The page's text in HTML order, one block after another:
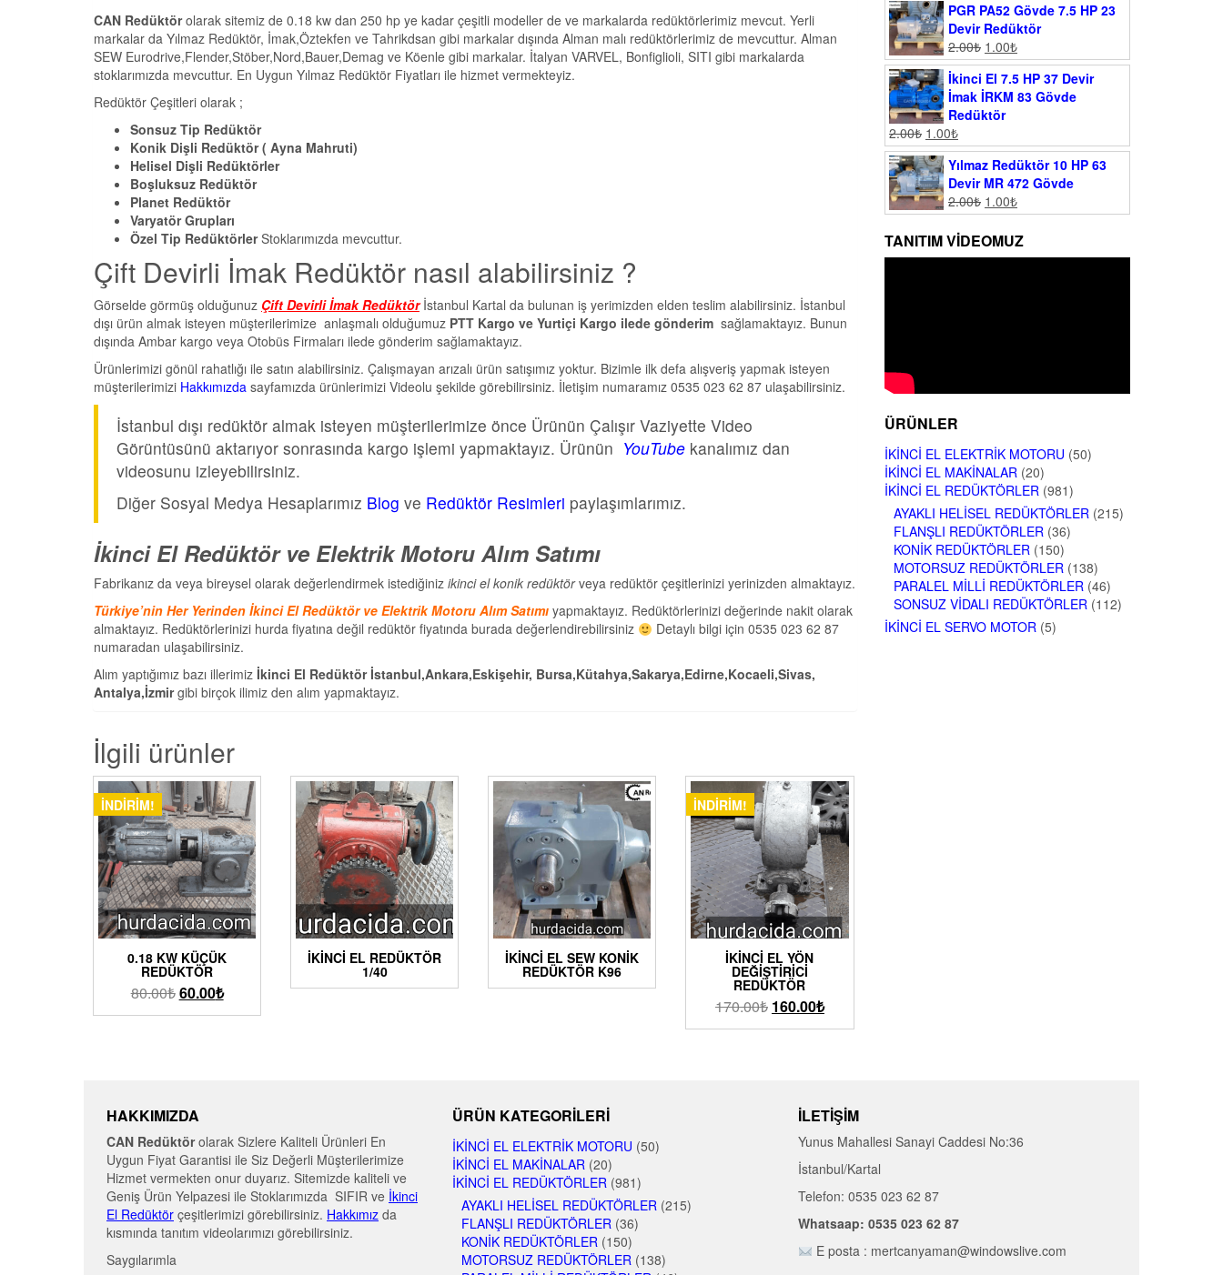
CAN Redüktörolarak sitemiz de 0.18 kw dan 250 hp ye kadar çeşitli modeller de ve markalarda redüktörlerimiz mevcut. Yerli
markalar da Yılmaz Redüktör, İmak,Öztekfen ve Tahrikdsan gibi markalar dışında Alman malı redüktörlerimiz de mevcuttur. Alman
SEW Eurodrive,Flender,Stöber,Nord,Bauer,Demag ve Köenle gibi markalar. İtalyan VARVEL, Bonfiglioli, SITI gibi markalarda
stoklarımızda mevcuttur. En Uygun Yılmaz Redüktör Fiyatları ile hizmet vermekteyiz.
Redüktör Çeşitleri olarak ;
Sonsuz Tip Redüktör
Konik Dişli Redüktör ( Ayna Mahruti)
Helisel Dişli Redüktörler
Boşluksuz Redüktör
Planet Redüktör
Varyatör Grupları
Özel Tip RedüktörlerStoklarımızda mevcuttur.
Çift Devirli İmak Redüktör nasıl alabilirsiniz ?
Görselde görmüş olduğunuz Çift Devirli İmak Redüktörİstanbul Kartal da bulunan iş yerimizden elden teslim alabilirsiniz. İstanbul
dışı ürün almak isteyen müşterilerimize anlaşmalı olduğumuz PTT Kargo ve Yurtiçi Kargo ilede gönderim sağlamaktayız. Bunun
dışında Ambar kargo veya Otobüs Firmaları ilede gönderim sağlamaktayız.
Ürünlerimizi gönül rahatlığı ile satın alabilirsiniz. Çalışmayan arızalı ürün satışımız yoktur. Bizimle ilk defa alışveriş yapmak isteyen
müşterilerimizi Hakkımızda sayfamızda ürünlerimizi Videolu şekilde görebilirsiniz. İletişim numaramız 0535 023 62 87 ulaşabilirsiniz.
İstanbul dışı redüktör almak isteyen müşterilerimize önce Ürünün Çalışır Vaziyette Video
Görüntüsünü aktarıyor sonrasında kargo işlemi yapmaktayız. Ürünün YouTube kanalımız dan
videosunu izleyebilirsiniz.
Diğer Sosyal Medya Hesaplarımız Blog ve Redüktör Resimleri paylaşımlarımız.
İkinci El Redüktör ve Elektrik Motoru Alım Satımı
Fabrikanız da veya bireysel olarak değerlendirmek istediğiniz ikinci el konik redüktörveya redüktör çeşitlerinizi yerinizden almaktayız.
Türkiye’nin Her Yerinden İkinci El Redüktör ve Elektrik Motoru Alım Satımı yapmaktayız. Redüktörlerinizi değerinde nakit olarak
almaktayız. Redüktörlerinizi hurda fiyatına değil redüktör fiyatında burada değerlendirebilirsiniz
Detaylı bilgi için 0535 023 62 87
numaradan ulaşabilirsiniz.
Alım yaptığımız bazı illerimiz İkinci El Redüktör İstanbul,Ankara,Eskişehir, Bursa,Kütahya,Sakarya,Edirne,Kocaeli,Sivas,
Antalya,İzmirgibi birçok ilimiz den alım yapmaktayız.
İlgili ürünler
İNDIRIM!
0.18 KW KÜÇÜK
REDÜKTÖR
80.00₺60.00₺
İKINCI EL REDÜKTÖR
1/40
İKINCI EL SEW KONIK
REDÜKTÖR K96
İNDIRIM!
İKINCI EL YÖN
DEĞIŞTIRICI
REDÜKTÖR
170.00₺ 160.00₺
PGR PA52 Gövde 7.5 HP 23
Devir Redüktör
2.00₺ 1.00₺
İkinci El 7.5 HP 37 Devir
İmak İRKM 83 Gövde
Redüktör
2.00₺ 1.00₺
Yılmaz Redüktör 10 HP 63
Devir MR 472 Gövde
2.00₺ 1.00₺
TANITIM VIDEOMUZ
ÜRÜNLER
İKINCI EL ELEKTRIK MOTORU (50)
İKINCI EL MAKINALAR (20)
İKINCI EL REDÜKTÖRLER (981)
AYAKLI HELISEL REDÜKTÖRLER (215)
FLANŞLI REDÜKTÖRLER (36)
KONIK REDÜKTÖRLER (150)
MOTORSUZ REDÜKTÖRLER (138)
PARALEL MILLI REDÜKTÖRLER (46)
SONSUZ VIDALI REDÜKTÖRLER (112)
İKINCI EL SERVO MOTOR (5)
HAKKIMIZDA
CAN Redüktörolarak Sizlere Kaliteli Ürünleri En
Uygun Fiyat Garantisi ile Siz Değerli Müşterilerimize
Hizmet vermekten onur duyarız. Sitemizde kaliteli ve
Geniş Ürün Yelpazesi ile Stoklarımızda SIFIR ve İkinci
El Redüktör çeşitlerimizi görebilirsiniz. Hakkımız da
kısmında tanıtım videolarımızı görebilirsiniz.
Saygılarımla
ÜRÜN KATEGORILERI
İKINCI EL ELEKTRIK MOTORU (50)
İKINCI EL MAKINALAR (20)
İKINCI EL REDÜKTÖRLER (981)
AYAKLI HELISEL REDÜKTÖRLER (215)
FLANŞLI REDÜKTÖRLER (36)
KONIK REDÜKTÖRLER (150)
MOTORSUZ REDÜKTÖRLER (138)
İLETIŞIM
Yunus Mahallesi Sanayi Caddesi No:36
İstanbul/Kartal
Telefon: 0535 023 62 87
Whatsaap: 0535 023 62 87
E posta : mertcanyaman@windowslive.com